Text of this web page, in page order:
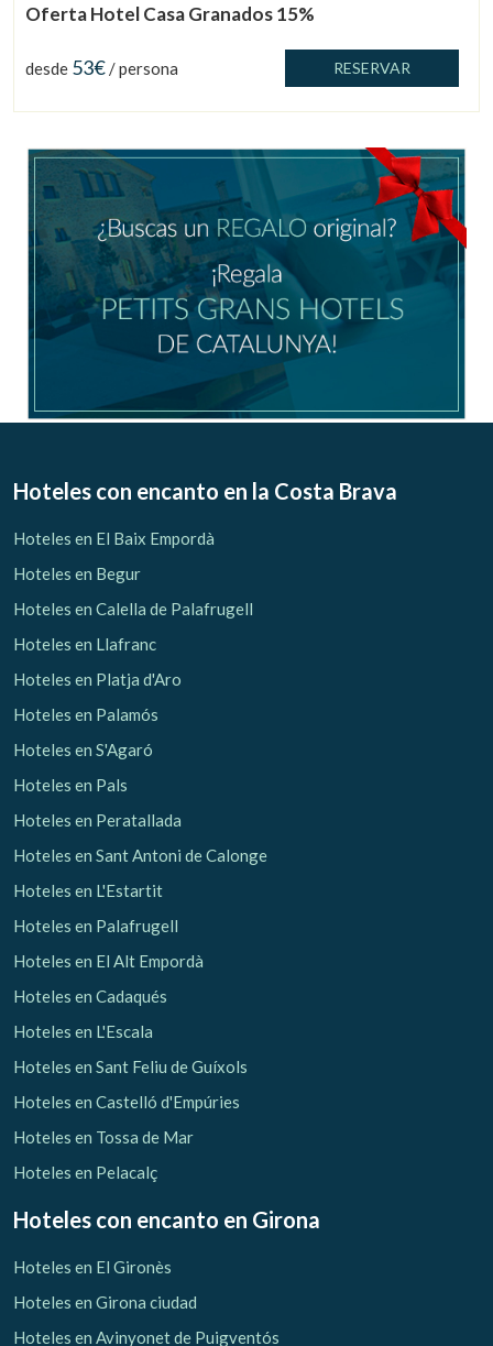
Gestionar mi reserva
Verificar localizador
Oferta Hotel Casa Granados 15%
desde 53€/ persona RESERVAR
Hoteles con encanto en la Costa Brava
Hoteles en El Baix Empordà
Hoteles en Begur
Hoteles en Calella de Palafrugell
Hoteles en Llafranc
Hoteles en Platja d'Aro
Hoteles en Palamós
Hoteles en S'Agaró
Hoteles en Pals
Hoteles en Peratallada
Hoteles en Sant Antoni de Calonge
Hoteles en L'Estartit
Hoteles en Palafrugell
Hoteles en El Alt Empordà
Hoteles en Cadaqués
Hoteles en L'Escala
Hoteles en Sant Feliu de Guíxols
Hoteles en Castelló d'Empúries
Hoteles en Tossa de Mar
Hoteles en Pelacalç
Hoteles con encanto en Girona
Hoteles en El Gironès
Hoteles en Girona ciudad
Hoteles en Avinyonet de Puigventós